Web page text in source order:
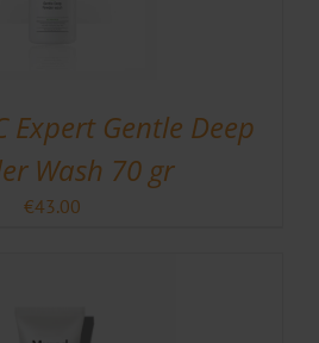
Expert Gentle Deep
Wash 70 gr
€43.00